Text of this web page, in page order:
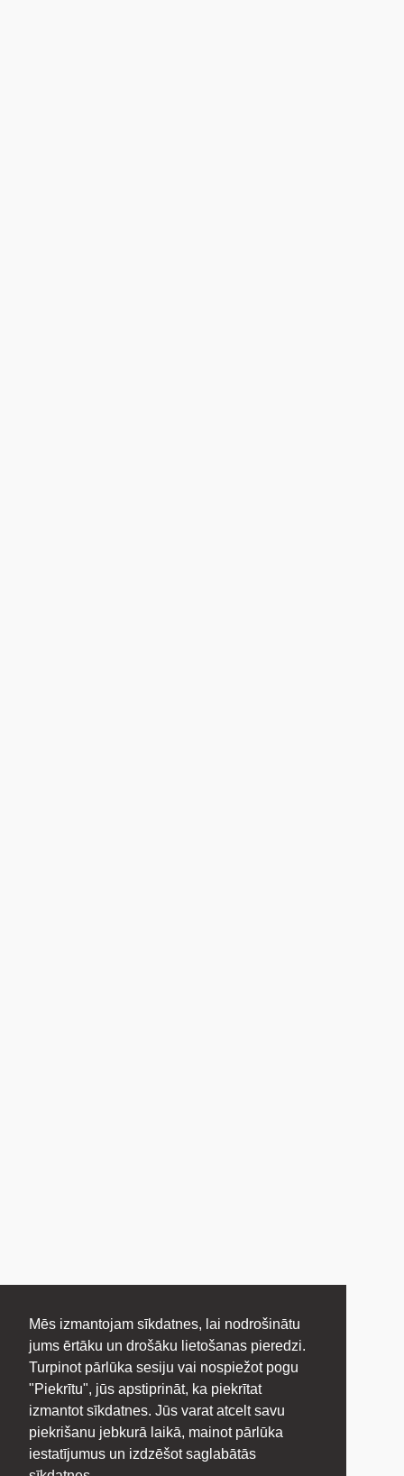
Mēs izmantojam sīkdatnes, lai nodrošinātu
jums ērtāku un drošāku lietošanas pieredzi.
Turpinot pārlūka sesiju vai nospiežot pogu
"Piekrītu", jūs apstiprināt, ka piekrītat
izmantot sīkdatnes. Jūs varat atcelt savu
piekrišanu jebkurā laikā, mainot pārlūka
iestatījumus un izdzēšot saglabātās